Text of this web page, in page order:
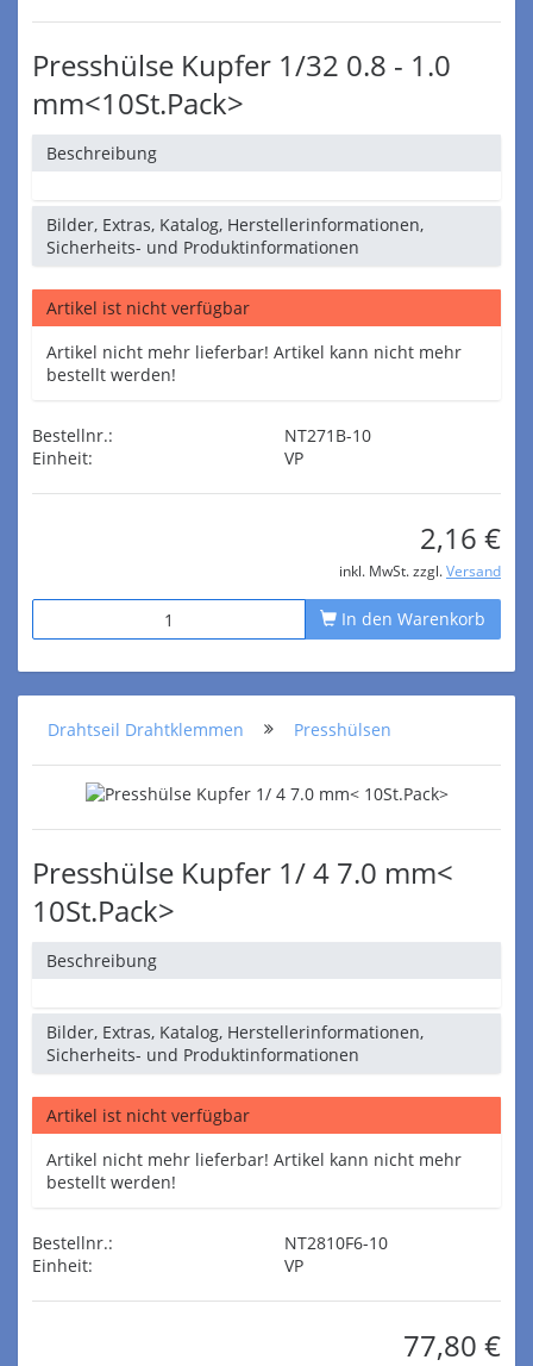
Presshülse Kupfer 1/32 0.8 - 1.0
mm<10St.Pack>
Beschreibung
Bilder, Extras, Katalog, Herstellerinformationen,
Sicherheits- und Produktinformationen
Artikel ist nicht verfügbar
Artikel nicht mehr lieferbar! Artikel kann nicht mehr
bestellt werden!
Bestellnr.:
NT271B-10
Einheit:
VP
2,16 €
inkl. MwSt. zzgl. Versand
In den Warenkorb
Drahtseil Drahtklemmen Presshülsen
Presshülse Kupfer 1/ 4 7.0 mm<
10St.Pack>
Beschreibung
Bilder, Extras, Katalog, Herstellerinformationen,
Sicherheits- und Produktinformationen
Artikel ist nicht verfügbar
Artikel nicht mehr lieferbar! Artikel kann nicht mehr
bestellt werden!
Bestellnr.:
NT2810F6-10
Einheit:
VP
77,80 €